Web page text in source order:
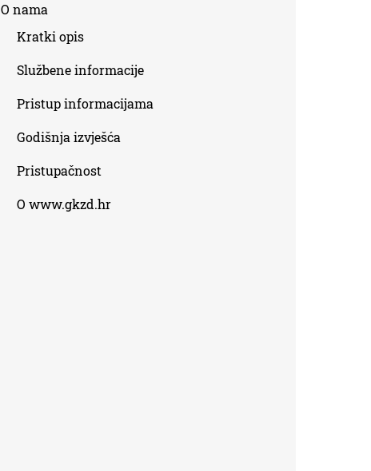
O nama
Kratki opis
Službene informacije
Pristup informacijama
Godišnja izvješća
Pristupačnost
O www.gkzd.hr